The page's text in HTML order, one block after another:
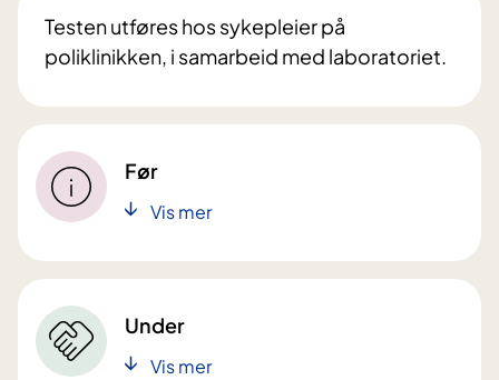
Testen utføres hos sykepleier på
poliklinikken, i samarbeid med laboratoriet.
Før
Vis mer
Under
Vis mer